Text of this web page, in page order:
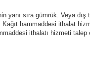
sıra gümrük. Veya dış
hammaddesi ithalat
ithalatı hizmeti